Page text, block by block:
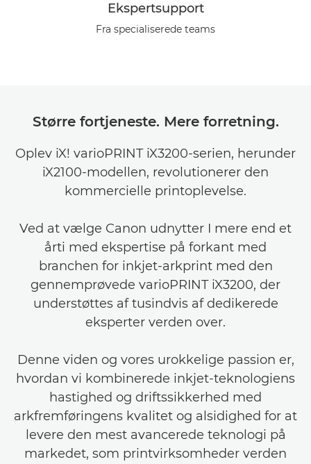
Ekspertsupport
Fra specialiserede teams
Større fortjeneste. Mere forretning.
Oplev iX! varioPRINT iX3200-serien, herunder
iX2100-modellen, revolutionerer den
kommercielle printoplevelse.
Ved at vælge Canon udnytter I mere end et
årti med ekspertise på forkant med
branchen for inkjet-arkprint med den
gennemprøvede varioPRINT iX3200, der
understøttes af tusindvis af dedikerede
eksperter verden over.
Denne viden og vores urokkelige passion er,
hvordan vi kombinerede inkjet-teknologiens
hastighed og driftssikkerhed med
arkfremføringens kvalitet og alsidighed for at
levere den mest avancerede teknologi på
markedet, som printvirksomheder verden